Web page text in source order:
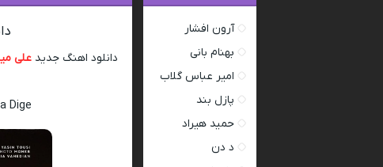
دانلود اهنگ جدید علی
Dige
آرون افشار
بهنام بانی
امیر عباس گلاب
پازل بند
حمید هیراد
د دن